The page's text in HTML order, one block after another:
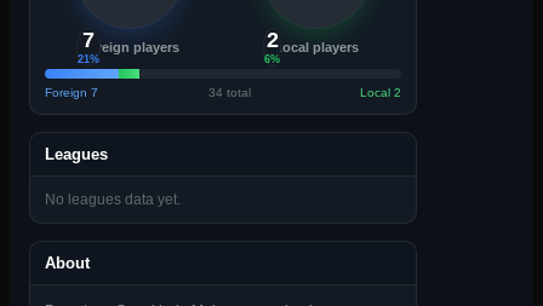
7
21%
Foreign players 2
6%
Local players
Foreign 7 34 total Local 2
Leagues
No leagues data yet.
About